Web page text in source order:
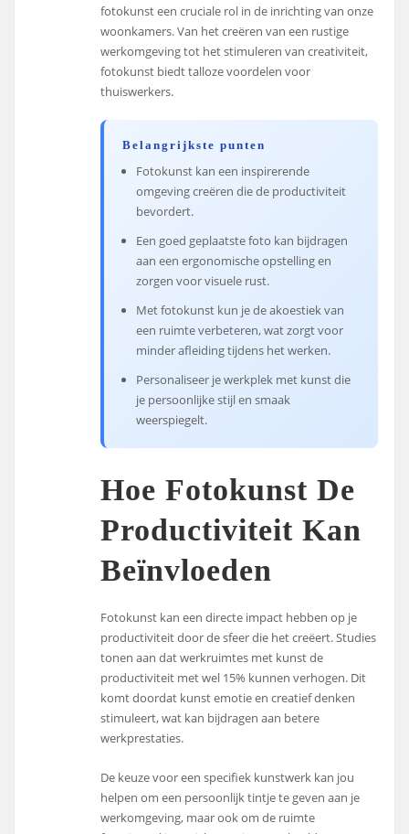
fotokunst een cruciale rol in de inrichting van onze
woonkamers. Van het creëren van een rustige
werkomgeving tot het stimuleren van creativiteit,
fotokunst biedt talloze voordelen voor
thuiswerkers.
Belangrijkste punten
Fotokunst kan een inspirerende
omgeving creëren die de productiviteit
bevordert.
Een goed geplaatste foto kan bijdragen
aan een ergonomische opstelling en
zorgen voor visuele rust.
Met fotokunst kun je de akoestiek van
een ruimte verbeteren, wat zorgt voor
minder afleiding tijdens het werken.
Personaliseer je werkplek met kunst die
je persoonlijke stijl en smaak
weerspiegelt.
Hoe Fotokunst De
Productiviteit Kan
Beïnvloeden
Fotokunst kan een directe impact hebben op je
productiviteit door de sfeer die het creëert. Studies
tonen aan dat werkruimtes met kunst de
productiviteit met wel 15% kunnen verhogen. Dit
komt doordat kunst emotie en creatief denken
stimuleert, wat kan bijdragen aan betere
werkprestaties.
De keuze voor een specifiek kunstwerk kan jou
helpen om een persoonlijk tintje te geven aan je
werkomgeving, maar ook om de ruimte